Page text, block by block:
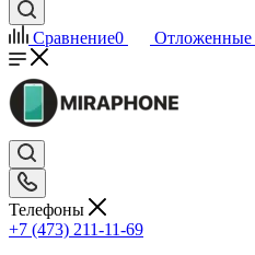
Сравнение0 Отложенные
Телефоны
+7 (473) 211-11-69